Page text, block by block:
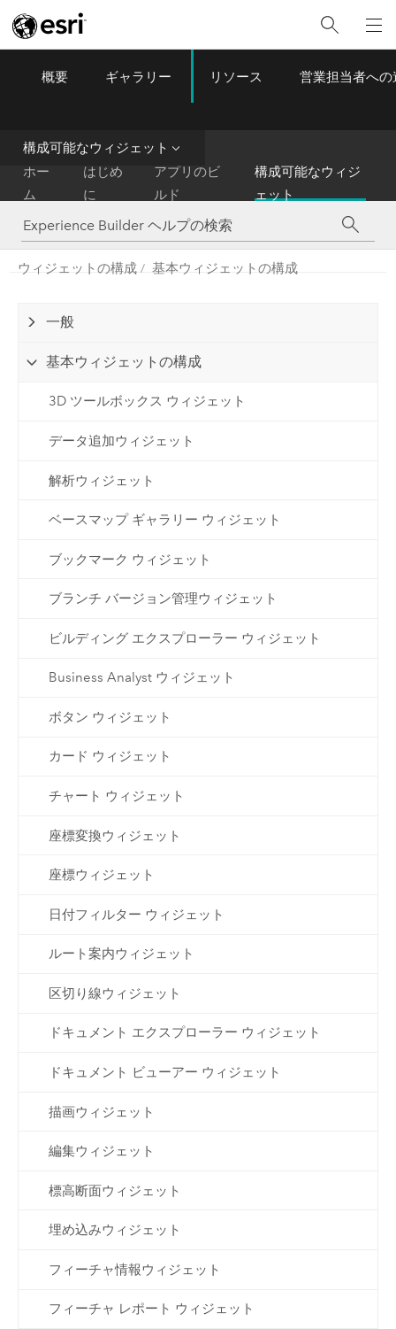
ArcGIS Experience Builder
概要 ギャラリー リソース 営業担当者への
構成可能なウィジェット
ホー
ム
はじめ
に
アプリのビ
ルド
構成可能なウィジ
ェット
ウィジェットの構成 基本ウィジェットの構成
一般
基本ウィジェットの構成
3D ツールボックス ウィジェット
データ追加ウィジェット
解析ウィジェット
ベースマップ ギャラリー ウィジェット
ブックマーク ウィジェット
ブランチ バージョン管理ウィジェット
ビルディング エクスプローラー ウィジェット
Business Analyst ウィジェット
ボタン ウィジェット
カード ウィジェット
チャート ウィジェット
座標変換ウィジェット
座標ウィジェット
日付フィルター ウィジェット
ルート案内ウィジェット
区切り線ウィジェット
ドキュメント エクスプローラー ウィジェット
ドキュメント ビューアー ウィジェット
描画ウィジェット
編集ウィジェット
標高断面ウィジェット
埋め込みウィジェット
フィーチャ情報ウィジェット
フィーチャ レポート ウィジェット